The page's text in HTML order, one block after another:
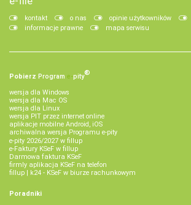
kontakt o nas opinie użytkowników
informacje prawne
mapa serwisu
Pobierz Program e‑pity®
wersja dla Windows
wersja dla Mac OS
wersja dla Linux
wersja PIT przez internet online
aplikacje mobilne Android, iOS
archiwalna wersja Programu e-pity
e-pity 2026/2027 w fillup
e‑Faktury KSeF w fillup
Darmowa faktura KSeF
firmly aplikacja KSeF na telefon
fillup | k24 - KSeF w biurze rachunkowym
Poradniki